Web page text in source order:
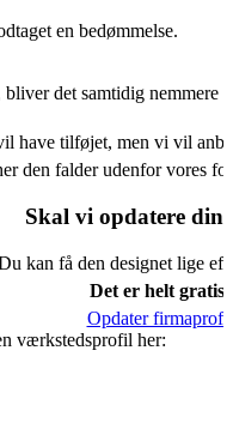
en bedømmelse.
det samtidig nemmere
have tilføjet, men vi vil
den falder udenfor vores
Skal vi opdatere din
kan få den designet lige
Det er helt gratis.
Opdater firmaprofil
værkstedsprofil her: